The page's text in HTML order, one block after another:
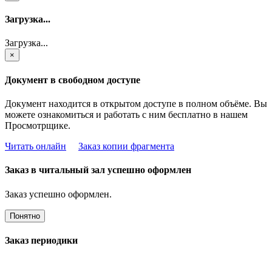
Загрузка...
Загрузка...
×
Документ в свободном доступе
Документ находится в открытом доступе в полном объёме. Вы
можете ознакомиться и работать с ним бесплатно в нашем
Просмотрщике.
Читать онлайн
Заказ копии фрагмента
Заказ в читальный зал успешно оформлен
Заказ успешно оформлен.
Понятно
Заказ периодики